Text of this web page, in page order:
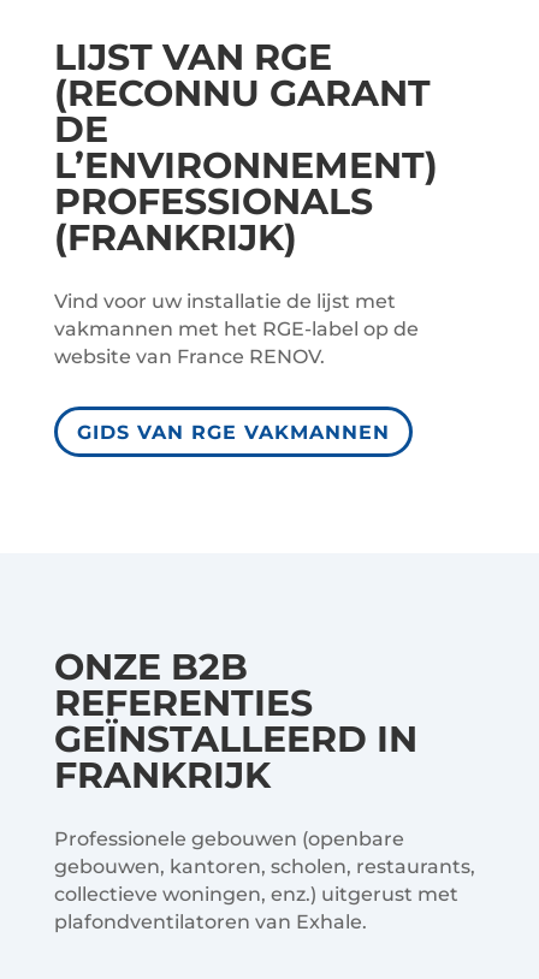
LIJST VAN RGE
(RECONNU GARANT
DE
L’ENVIRONNEMENT)
PROFESSIONALS
(FRANKRIJK)
Vind voor uw installatie de lijst met
vakmannen met het RGE-label op de
website van France RENOV.
GIDS VAN RGE VAKMANNEN
ONZE B2B
REFERENTIES
GEÏNSTALLEERD IN
FRANKRIJK
Professionele gebouwen (openbare
gebouwen, kantoren, scholen, restaurants,
collectieve woningen, enz.) uitgerust met
plafondventilatoren van Exhale.